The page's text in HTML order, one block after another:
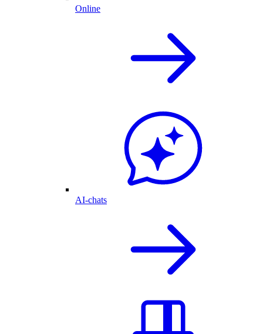
Online
AI-chats